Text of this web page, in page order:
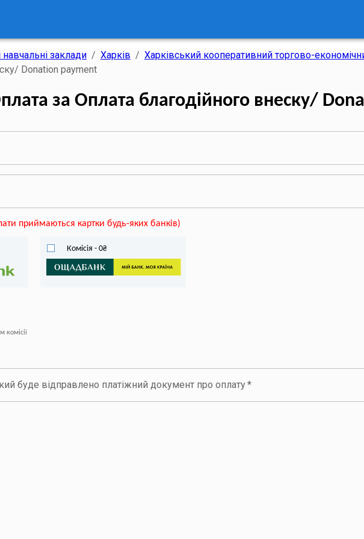
навчальні заклади / Харків / Харківський кооперативний торгово-
Donation payment
за Оплата благодійного внеску/
приймаються картки будь-яких банків)
Комісія - 0₴
комісії
буде відправлено платіжний документ про оплату*